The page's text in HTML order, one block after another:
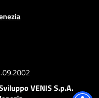
VENIS S.p.A.